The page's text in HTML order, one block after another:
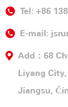
Tel: +86
E-mail:
Add：68
Liyang
Jiangsu,